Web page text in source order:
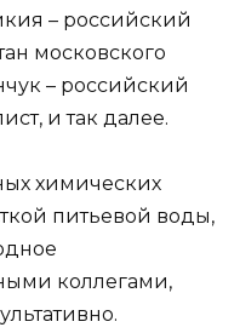
– российский
московского
– российский
и так далее.
химических
питьевой воды,
коллегами,